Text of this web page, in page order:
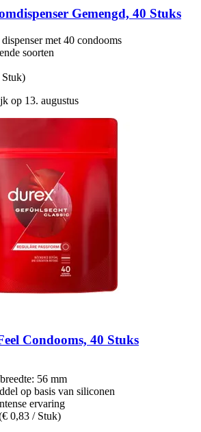
Gemengd, 40 Stuks
met 40 condooms
soorten
op 13. augustus
Condooms, 40 Stuks
56 mm
op basis van siliconen
ervaring
0,83 / Stuk)